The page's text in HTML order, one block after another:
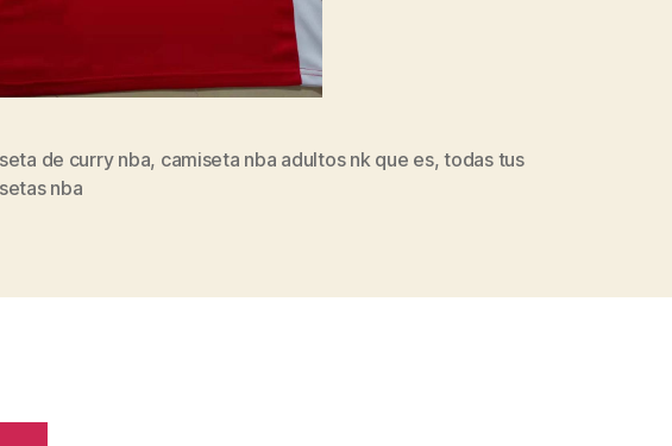
de curry nba, camiseta nba adultos nk que es,todas tus
nba